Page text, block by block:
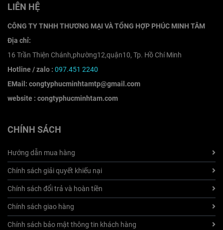
LIÊN HỆ
CÔNG TY TNHH THƯƠNG MẠI VÀ TỔNG HỢP PHÚC MINH TÂM
Địa chỉ:
16 Trần Thiện Chánh,phường12,quận10, Tp. Hồ Chí Minh
Hotline / zalo : 097.451 2240
EMail: congtyphucminhtamtp@gmail.com
website : congtyphucminhtam.com
CHÍNH SÁCH
Hướng dẫn mua hàng
Chính sách giải quyết khiếu nại
Chính sách đổi trả và hoàn tiền
Chính sách giao hàng
Chính sách bảo mật thông tin khách hàng